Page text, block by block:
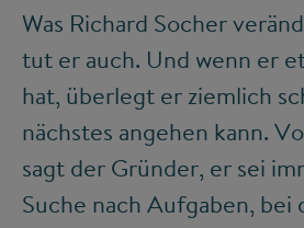
Was Richard Socher
tut er auch. Und wenn er
hat, überlegt er ziemlich
nächstes angehen kann.
sagt der Gründer, er sei
Suche nach Aufgaben, bei